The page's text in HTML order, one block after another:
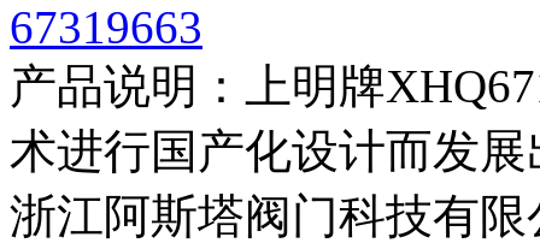
67319663
产品说明：上明牌
术进行国产化设计而发
浙江阿斯塔阀门科技有限